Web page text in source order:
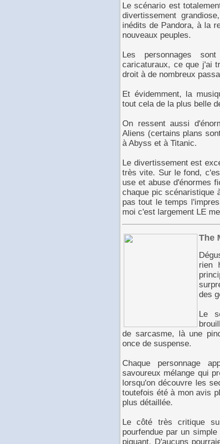
Le scénario est
divertissement
inédits de Pandora, à la
nouveaux peuples.
Les personnages
caricaturaux, ce que j'ai
droit à de nombreux
Et évidemment, la
tout cela de la plus belle
On ressent aussi
Aliens (certains plans
à Abyss et à Titanic.
Le divertissement est
très vite. Sur le fond,
use et abuse d'énormes
chaque pic scénaristique
pas tout le temps
moi c'est largement LE
The
rien
des
Le
de sarcasme, là une
once de suspense.
Chaque personnage
savoureux mélange qui
lorsqu'on découvre les
toutefois été à mon avis
plus détaillée.
Le côté très critique
pourfendue par un
piquant. D'aucuns